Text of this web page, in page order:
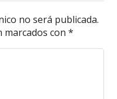
no será publicada.
marcados con*